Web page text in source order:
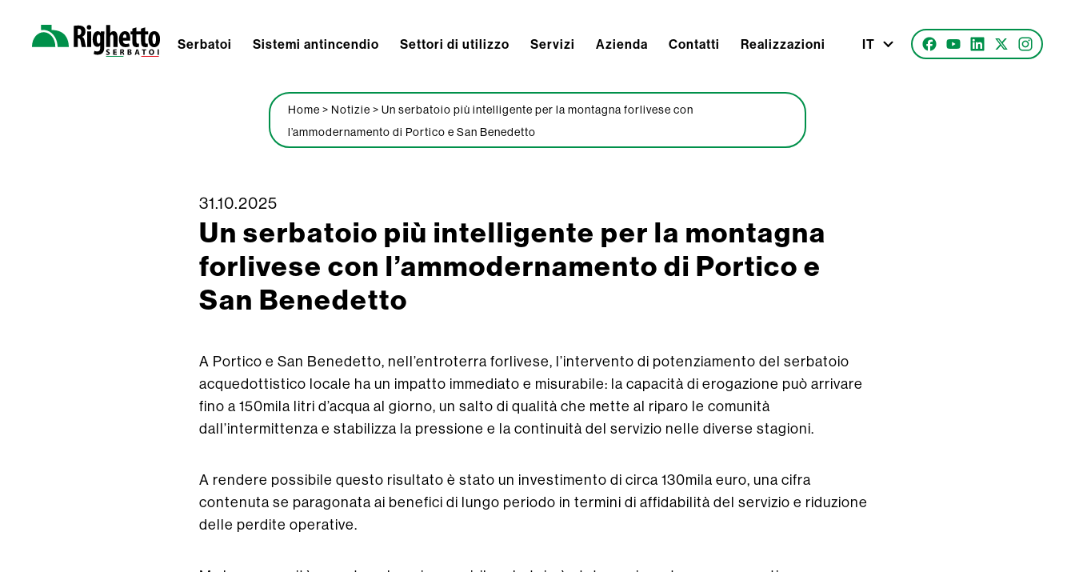
Righetto
Serbatoi Sistemi antincendio Settori di utilizzo Servizi Azienda Contatti Realizzazioni IT
Home > Notizie > Un serbatoio più intelligente per la montagna forlivese con
l’ammodernamento di Portico e San Benedetto
31.10.2025
Un serbatoio più intelligente per la montagna
forlivese con l’ammodernamento di Portico e
San Benedetto
A Portico e San Benedetto, nell’entroterra forlivese, l’intervento di potenziamento del serbatoio
acquedottistico locale ha un impatto immediato e misurabile: la capacità di erogazione può arrivare
fino a 150mila litri d’acqua al giorno, un salto di qualità che mette al riparo le comunità
dall’intermittenza e stabilizza la pressione e la continuità del servizio nelle diverse stagioni.
A rendere possibile questo risultato è stato un investimento di circa 130mila euro, una cifra
contenuta se paragonata ai benefici di lungo periodo in termini di affidabilità del servizio e riduzione
delle perdite operative.